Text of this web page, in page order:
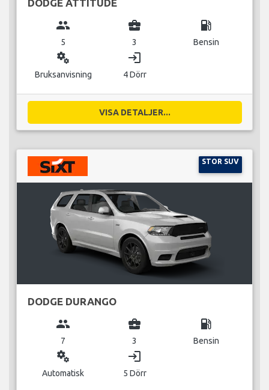
DODGE ATTITUDE
group
5
business_center
3
local_gas_station
Bensin
miscellaneous_services
Bruksanvisning
login
4 Dörr
VISA DETALJER...
STOR SUV
DODGE DURANGO
group
7
business_center
3
local_gas_station
Bensin
miscellaneous_services
Automatisk
login
5 Dörr